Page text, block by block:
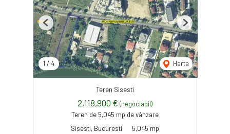
1 / 4 Harta
Previous Next
Teren Sisesti
2,118,900 € (negociabil)
Teren de 5,045 mp de vânzare
Sisesti, Bucuresti
5,045 mp